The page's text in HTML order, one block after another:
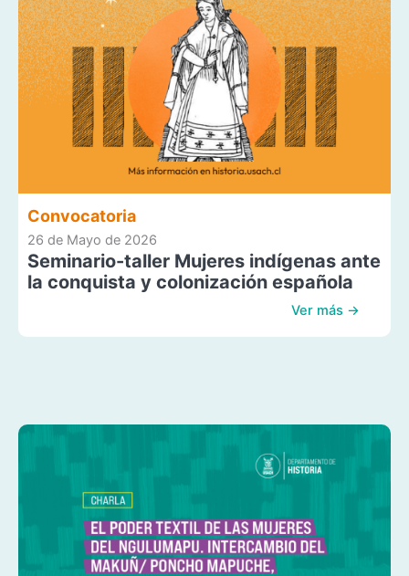
Convocatoria
26 de Mayo de 2026
Seminario-taller Mujeres indígenas ante
la conquista y colonización española
Ver más →